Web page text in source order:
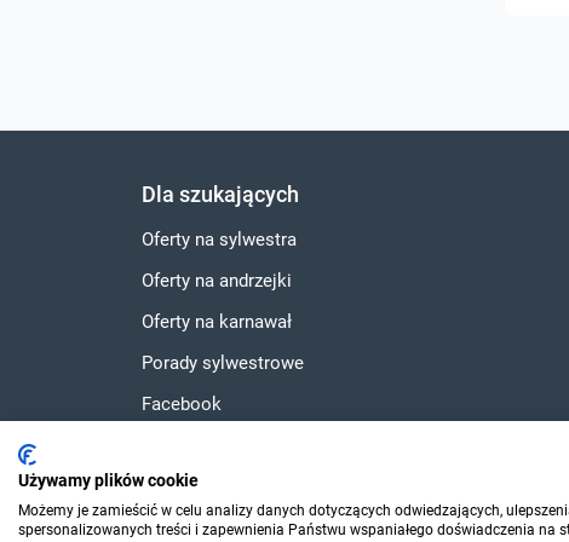
Dla szukających
Oferty na sylwestra
Oferty na andrzejki
Oferty na karnawał
Porady sylwestrowe
Facebook
YouTube
Używamy plików cookie
Możemy je zamieścić w celu analizy danych dotyczących odwiedzających,
spersonalizowanych treści i zapewnienia Państwu wspaniałego doświadczenia na